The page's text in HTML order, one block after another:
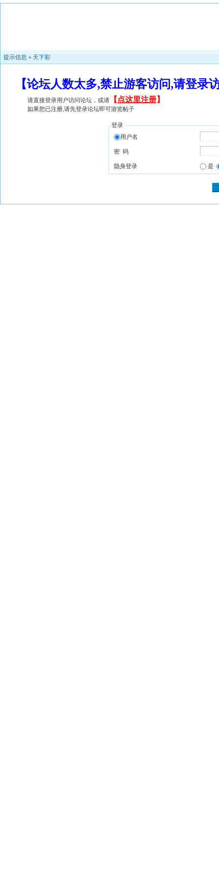
提示信息 » 天下彩
【论坛人数太多,禁止游客访问,请登
请直接登录用户访问论坛，或请 【 点这里注册】
如果您已注册,请先登录论坛即可游览帖子
登录
用户名
密 码
隐身登录 是